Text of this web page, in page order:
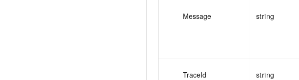
Message string
TraceId string